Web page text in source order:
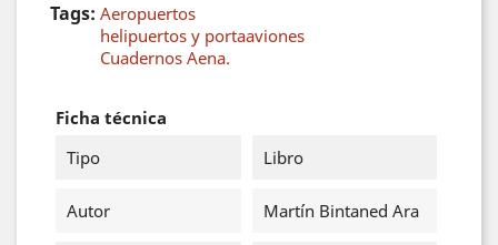
Tags: Aeropuertos
helipuertos y portaaviones
Cuadernos Aena.
Ficha técnica
Tipo
Libro
Autor Martín Bintaned Ara